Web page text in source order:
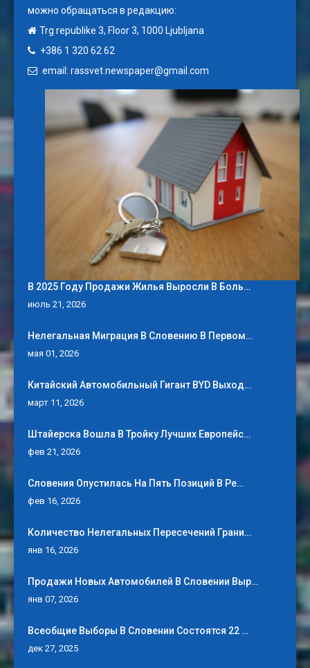
можно обращаться в редакцию:
Trg republike 3, Floor 3, 1000 Ljubljana
+386 1 320 62 62
email: rassvet.newspaper@gmail.com
В 2025 Году Продажи Жилья Выросли В Боль…
июль 21, 2026
Нелегальная Миграция В Словению В Первом…
мая 01, 2026
Китайский Автомобильный Гигант BYD Выход…
март 11, 2026
Штайерска Вошла В Тройку Лучших Европейс…
фев 21, 2026
Словения Опустилась На Пять Позиций В Ре…
фев 16, 2026
Количество Нелегальных Пересечений Грани…
янв 16, 2026
Продажи Новых Автомобилей В Словении Выр…
янв 07, 2026
Всеобщие Выборы В Словении Состоятся 22 …
дек 27, 2025